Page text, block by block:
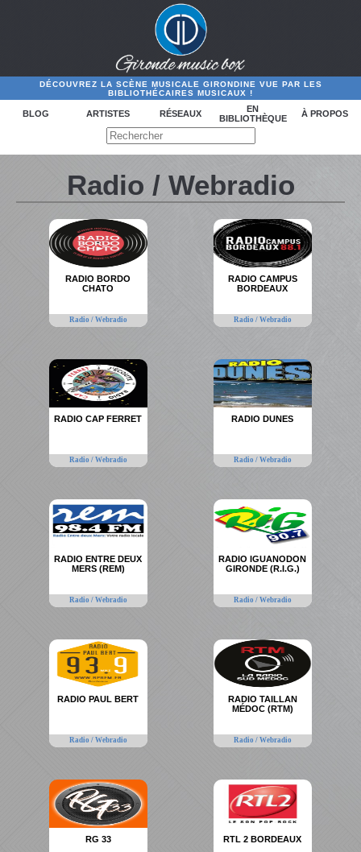
DÉCOUVREZ LA SCÈNE MUSICALE GIRONDINE VUE PAR LES
BIBLIOTHÉCAIRES MUSICAUX !
BLOG ARTISTES RÉSEAUX
EN
BIBLIOTHÈQUE
À PROPOS
Radio / Webradio
RADIO BORDO
CHATO
Radio / Webradio
RADIO CAMPUS
BORDEAUX
Radio / Webradio
RADIO CAP FERRET
Radio / Webradio
RADIO DUNES
Radio / Webradio
RADIO ENTRE DEUX
MERS (REM)
Radio / Webradio
RADIO IGUANODON
GIRONDE (R.I.G.)
Radio / Webradio
RADIO PAUL BERT
Radio / Webradio
RADIO TAILLAN
MÉDOC (RTM)
Radio / Webradio
RG 33 RTL 2 BORDEAUX